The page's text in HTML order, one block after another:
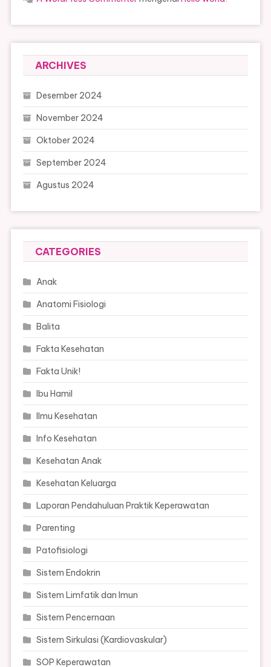
ARCHIVES
Desember 2024
November 2024
Oktober 2024
September 2024
Agustus 2024
CATEGORIES
Anak
Anatomi Fisiologi
Balita
Fakta Kesehatan
Fakta Unik!
Ibu Hamil
Ilmu Kesehatan
Info Kesehatan
Kesehatan Anak
Kesehatan Keluarga
Laporan Pendahuluan Praktik Keperawatan
Parenting
Patofisiologi
Sistem Endokrin
Sistem Limfatik dan Imun
Sistem Pencernaan
Sistem Sirkulasi (Kardiovaskular)
SOP Keperawatan